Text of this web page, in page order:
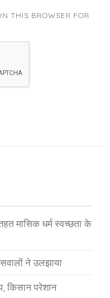
THIS BROWSER FOR
मासिक धर्म स्वच्छता के
ने उलझाया
किसान परेशान